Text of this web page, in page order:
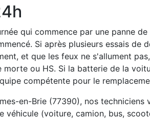
qui commence par une panne
Si après plusieurs essais de
et que les feux ne s'allument
morte ou HS. Si la batterie de la
compétente pour le
en-Brie (77390), nos
véhicule (voiture, camion, bus,